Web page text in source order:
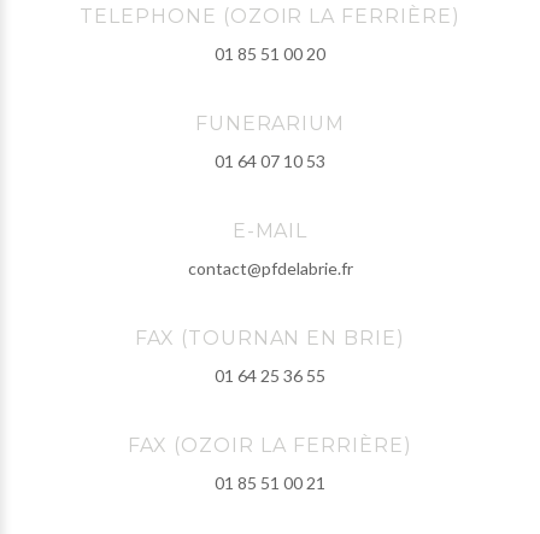
TELEPHONE (OZOIR LA FERRIÈRE)
01 85 51 00 20
FUNERARIUM
01 64 07 10 53
E-MAIL
contact@pfdelabrie.fr
FAX (TOURNAN EN BRIE)
01 64 25 36 55
FAX (OZOIR LA FERRIÈRE)
01 85 51 00 21